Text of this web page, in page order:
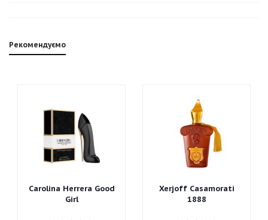
Рекомендуємо
Carolina Herrera Good
Girl
Xerjoff Casamorati
1888